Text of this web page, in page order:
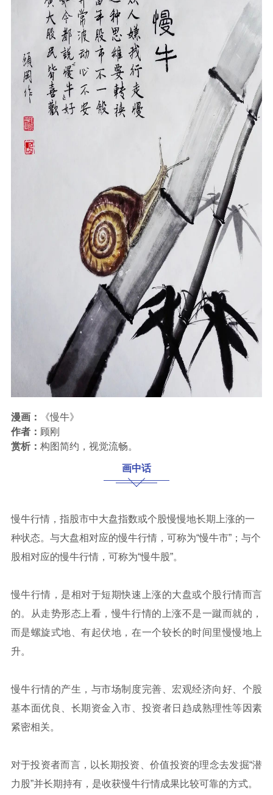
漫画：
《慢牛》
作者： 顾刚
赏析： 构图简约，视觉流畅。
画中话
慢牛行情，指股市中大盘指数或个股慢慢地长期上涨的一
种状态。与大盘相对应的慢牛行情，可称为“慢牛市”；与个
股相对应的慢牛行情，可称为“慢牛股”。
慢牛行情，是相对于短期快速上涨的大盘或个股行情而言
的。从走势形态上看，慢牛行情的上涨不是一蹴而就的，
而是螺旋式地、有起伏地，在一个较长的时间里慢慢地上
升。
慢牛行情的产生，与市场制度完善、宏观经济向好、个股
基本面优良、长期资金入市、投资者日趋成熟理性等因素
紧密相关。
对于投资者而言，以长期投资、价值投资的理念去发掘“潜
力股”并长期持有，是收获慢牛行情成果比较可靠的方式。